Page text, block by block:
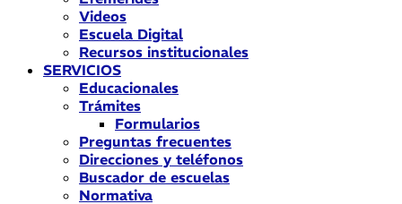
Videos
Escuela Digital
Recursos institucionales
SERVICIOS
Educacionales
Trámites
Formularios
Preguntas frecuentes
Direcciones y teléfonos
Buscador de escuelas
Normativa